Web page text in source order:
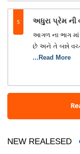
5 અધુરા પ્રેમ ની
આગળ ના ભાગ
છે અને તે બન્ને
...Read More
NEW REALESED